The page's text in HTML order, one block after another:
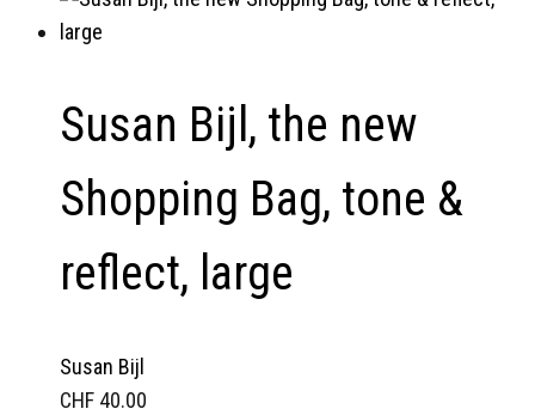
Susan Bijl, the new
Shopping Bag, tone &
reflect, large
Susan Bijl
CHF 40.00